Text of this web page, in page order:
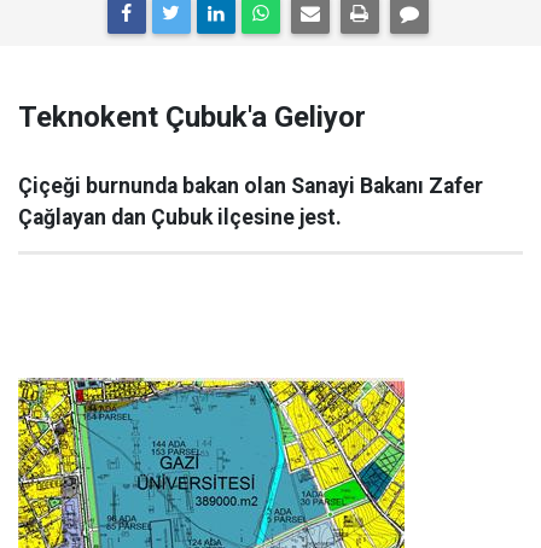
Teknokent Çubuk'a Geliyor
Çiçeği burnunda bakan olan Sanayi Bakanı Zafer
Çağlayan dan Çubuk ilçesine jest.